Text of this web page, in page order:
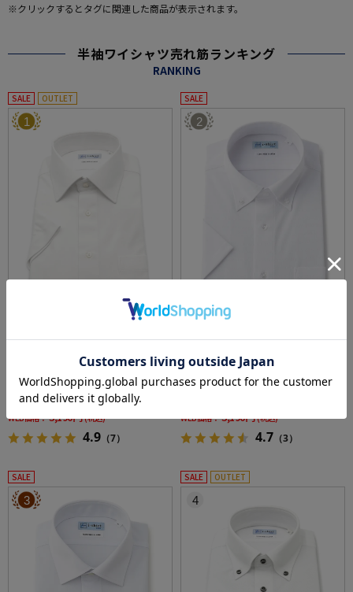
※クリックするとタグに関連した商品が表示されます。
半袖ワイシャツ売れ筋ランキング
RANKING
SALE OUTLET
1
全1色
【完全ノーアイロン】半袖アイシャツセミワ
イド【透け防止】帳衣素材白無地i-shirtワイシ
ャツ春夏
価格： 6,050円 (税込)
47%off
WEB価格： 3,190円 (税込)
4.9 （7）
SALE
2
全5色
【完全ノーアイロン】チェック半袖ボタンダ
ウンワイシャツアイシャツ形態安定ストレッ
チ吸水速乾春夏
価格：4,290円 (税込)
WEB価格： 3,190円 (税込)
4.7 （3）
SALE
3
SALE OUTLET
4